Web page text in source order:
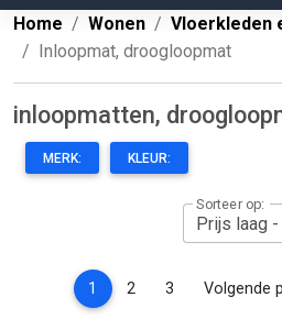
Home
Wonen
Vloerkleden
Inloopmat, droogloopmat
inloopmatten,
MERK: KLEUR:
Sorteer op:
1 (current)
2 3 Volgende